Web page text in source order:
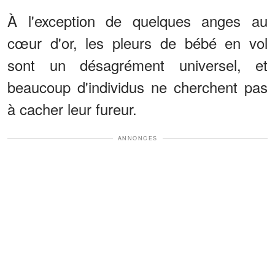
À l'exception de quelques anges au
cœur d'or, les pleurs de bébé en vol
sont un désagrément universel, et
beaucoup d'individus ne cherchent pas
à cacher leur fureur.
ANNONCES